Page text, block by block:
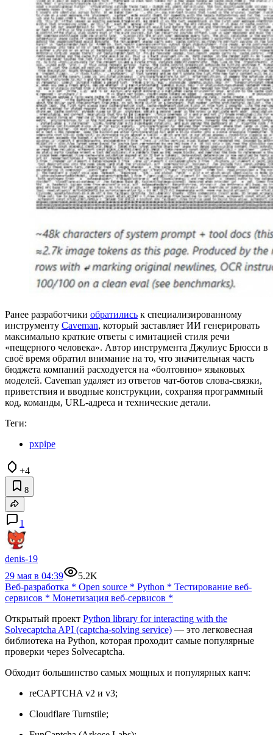
Ранее разработчики обратились к специализированному
инструменту Caveman, который заставляет ИИ генерировать
максимально краткие ответы с имитацией стиля речи
«пещерного человека». Автор инструмента Джулиус Брюсси в
своё время обратил внимание на то, что значительная часть
бюджета компаний расходуется на «болтовню» языковых
моделей. Caveman удаляет из ответов чат-ботов слова-связки,
приветствия и вводные конструкции, сохраняя программный
код, команды, URL-адреса и технические детали.
Теги:
pxpipe
+4
8
1
denis-19
29 мая в 04:39
5.2K
Веб-разработка * Open source * Python * Тестирование веб-
сервисов * Монетизация веб-сервисов *
Открытый проект Python library for interacting with the
Solvecaptcha API (captcha‑solving service) — это легковесная
библиотека на Python, которая проходит самые популярные
проверки через Solvecaptcha.
Обходит большинство самых мощных и популярных капч:
reCAPTCHA v2 и v3;
Cloudflare Turnstile;